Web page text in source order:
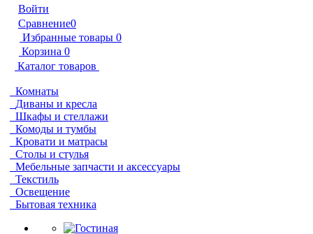
Войти
Сравнение0
Избранные товары 0
Корзина 0
Каталог товаров
Комнаты
Диваны и кресла
Шкафы и стеллажи
Комоды и тумбы
Кровати и матрасы
Столы и стулья
Мебельные запчасти и аксессуары
Текстиль
Освещение
Бытовая техника